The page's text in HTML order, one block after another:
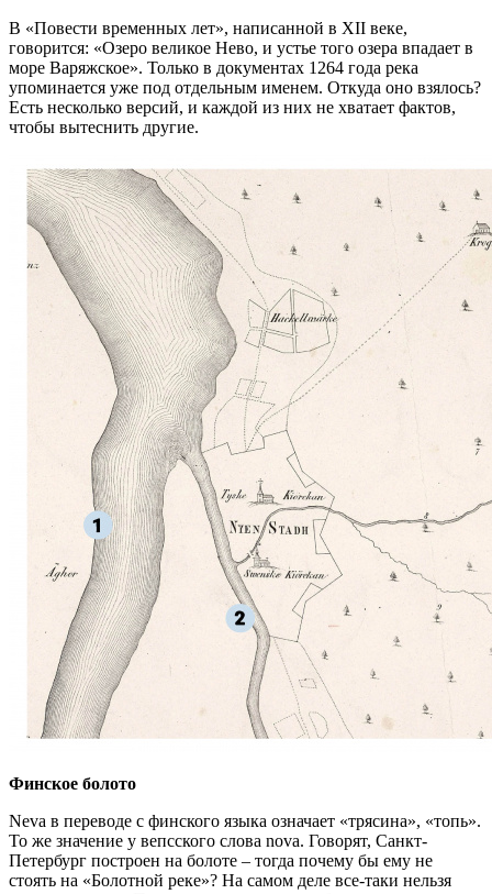
В «Повести временных лет», написанной в XII веке,
говорится: «Озеро великое Нево, и устье того озера впадает в
море Варяжское». Только в документах 1264 года река
упоминается уже под отдельным именем. Откуда оно взялось?
Есть несколько версий, и каждой из них не хватает фактов,
чтобы вытеснить другие.
Финское болото
Neva в переводе с финского языка означает «трясина», «топь».
То же значение у вепсского слова nova. Говорят, Санкт-
Петербург построен на болоте – тогда почему бы ему не
стоять на «Болотной реке»? На самом деле все-таки нельзя